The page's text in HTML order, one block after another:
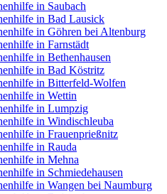
in Saubach
in Bad Lausick
in Göhren bei Altenburg
in Farnstädt
in Bethenhausen
in Bad Köstritz
in Bitterfeld-Wolfen
in Wettin
in Lumpzig
in Windischleuba
in Frauenprießnitz
in Rauda
in Mehna
in Schmiedehausen
in Wangen bei Naumburg